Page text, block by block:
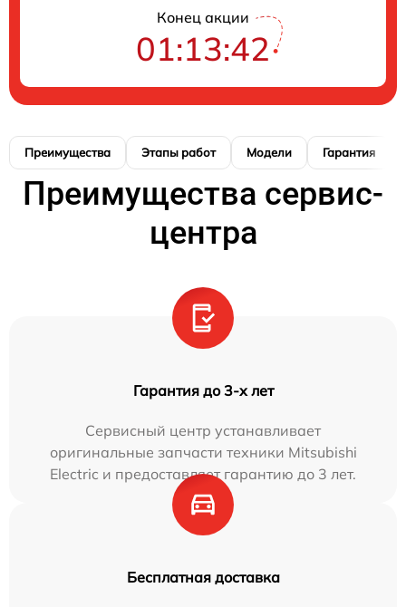
Конец акции
01:13:41
Преимущества Этапы работ Модели Гарантия
Преимущества сервис-
центра
Гарантия до 3-х лет
Сервисный центр устанавливает
оригинальные запчасти техники Mitsubishi
Electric и предоставляет гарантию до 3 лет.
Бесплатная доставка